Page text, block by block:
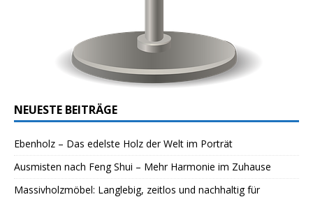
NEUESTE BEITRÄGE
Ebenholz – Das edelste Holz der Welt im Porträt
Ausmisten nach Feng Shui – Mehr Harmonie im Zuhause
Massivholzmöbel: Langlebig, zeitlos und nachhaltig für